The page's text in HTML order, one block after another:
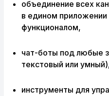
объединение всех
в едином
функционалом,
чат-боты под любые
текстовый или
инструменты для